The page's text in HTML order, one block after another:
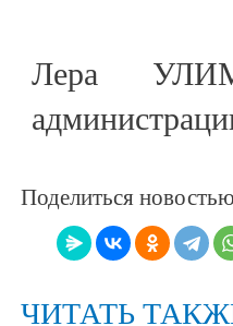
Лера
Поделиться
ЧИТАТЬ